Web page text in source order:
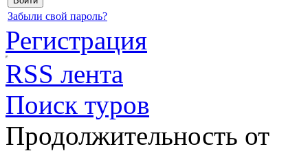
Забыли свой пароль?
Регистрация
RSS лента
Поиск туров
Продолжительность от